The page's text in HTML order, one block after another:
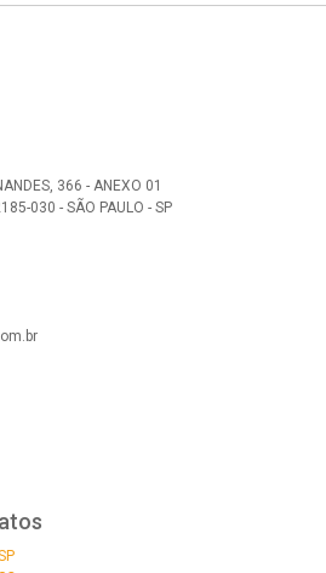
366 - ANEXO 01
030 - SÃO PAULO - SP